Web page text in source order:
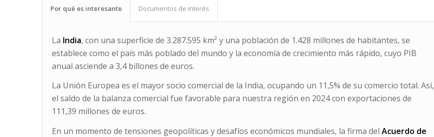
Por qué es interesante Documentos de interés
La India, con una superficie de 3.287.595 km² y una población de 1.428 millones de habitantes, se
establece como el país más poblado del mundo y la economía de crecimiento más rápido, cuyo PIB
anual asciende a 3,4 billones de euros.
La Unión Europea es el mayor socio comercial de la India, ocupando un 11,5% de su comercio total. Así,
el saldo de la balanza comercial fue favorable para nuestra región en 2024 con exportaciones de
111,39 millones de euros.
En un momento de tensiones geopolíticas y desafíos económicos mundiales, la firma del Acuerdo de